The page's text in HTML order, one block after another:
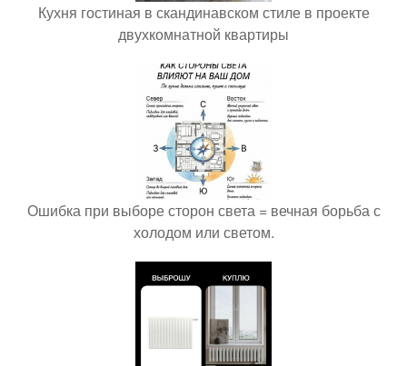
Кухня гостиная в скандинавском стиле в проекте
двухкомнатной квартиры
Ошибка при выборе сторон света = вечная борьба с
холодом или светом.